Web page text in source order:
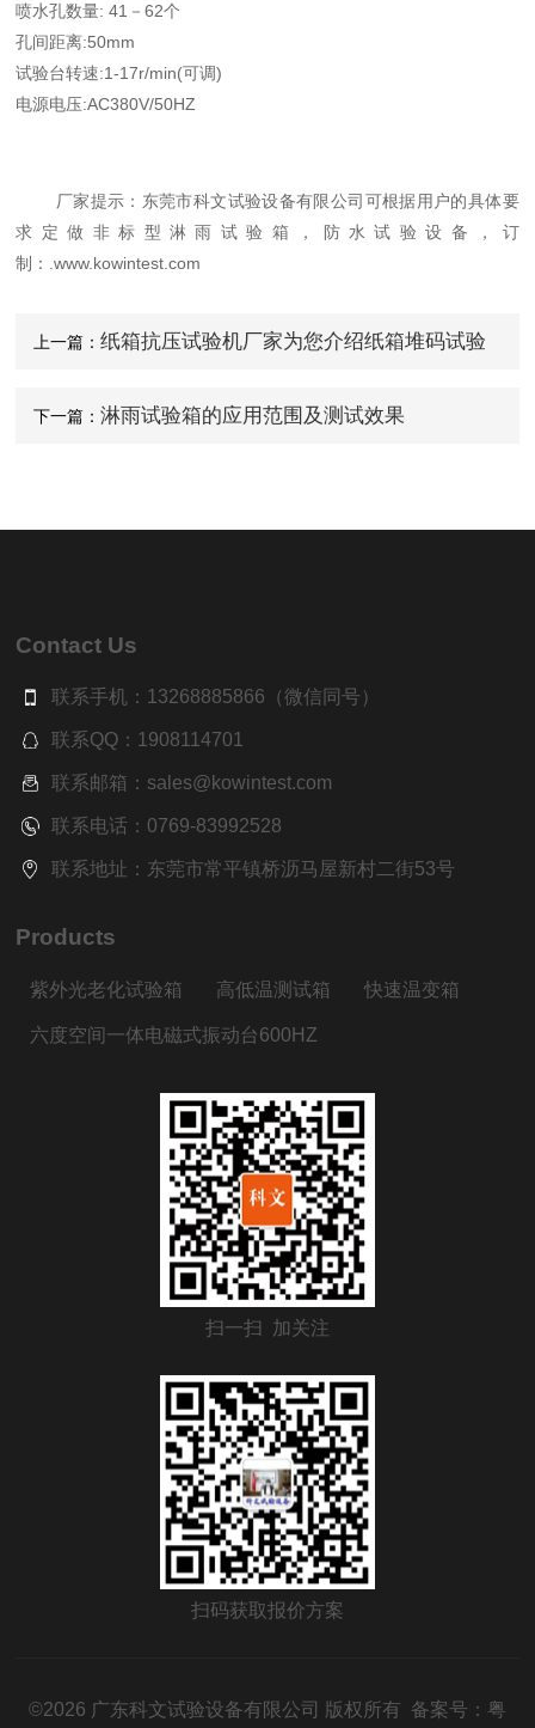
喷水孔数量: 41－62个
孔间距离:50mm
试验台转速:1-17r/min(可调)
电源电压:AC380V/50HZ
厂家提示：东莞市科文试验设备有限公司可根据用户的具体要
求定做非标型淋雨试验箱，防水试验设备，订
制：.www.kowintest.com
上一篇： 纸箱抗压试验机厂家为您介绍纸箱堆码试验
下一篇： 淋雨试验箱的应用范围及测试效果
Contact Us
联系手机：13268885866（微信同号）
联系QQ：1908114701
联系邮箱：sales@kowintest.com
联系电话：0769-83992528
联系地址：东莞市常平镇桥沥马屋新村二街53号
Products
紫外光老化试验箱 高低温测试箱 快速温变箱
六度空间一体电磁式振动台600HZ
扫一扫 加关注
扫码获取报价方案
©2026 广东科文试验设备有限公司 版权所有 备案号： 粤